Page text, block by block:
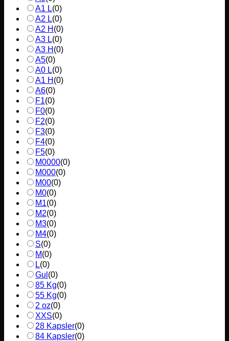
A1 L(0)
A2 L(0)
A2 H (0)
A3 L(0)
A3 H (0)
A5(0)
A0 L(0)
A1 H (0)
A6(0)
F1(0)
F0(0)
F2(0)
F3(0)
F4(0)
F5(0)
M0000(0)
M000(0)
M00(0)
M0(0)
M1(0)
M2(0)
M3(0)
M4(0)
S(0)
M(0)
L(0)
Gul (0)
85 Kg(0)
55 Kg(0)
2 oz(0)
XXS(0)
28 Kapsler(0)
84 Kapsler(0)